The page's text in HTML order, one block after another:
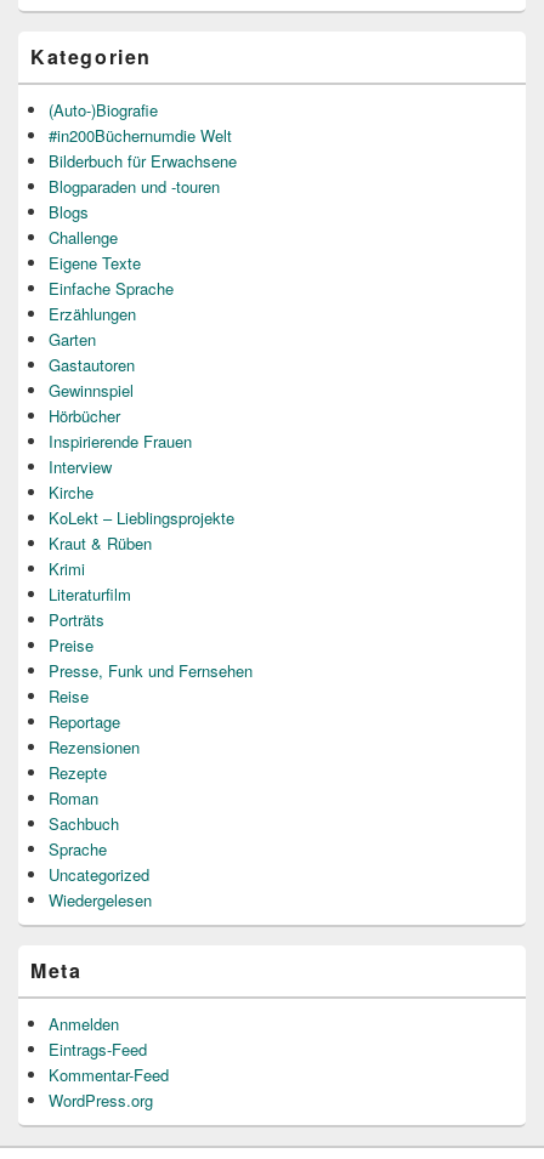
Kategorien
(Auto-)Biografie
#in200Büchernumdie Welt
Bilderbuch für Erwachsene
Blogparaden und -touren
Blogs
Challenge
Eigene Texte
Einfache Sprache
Erzählungen
Garten
Gastautoren
Gewinnspiel
Hörbücher
Inspirierende Frauen
Interview
Kirche
KoLekt – Lieblingsprojekte
Kraut & Rüben
Krimi
Literaturfilm
Porträts
Preise
Presse, Funk und Fernsehen
Reise
Reportage
Rezensionen
Rezepte
Roman
Sachbuch
Sprache
Uncategorized
Wiedergelesen
Meta
Anmelden
Eintrags-Feed
Kommentar-Feed
WordPress.org